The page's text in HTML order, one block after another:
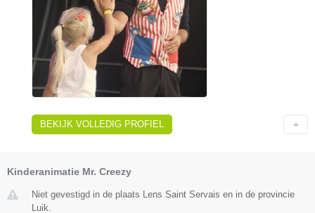
BEKIJK VOLLEDIG PROFIEL
Kinderanimatie Mr. Creezy
Niet gevestigd in de plaats Lens Saint Servais en in de provincie
Luik.